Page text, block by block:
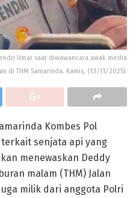
Umar saat diwawancara awak media
di THM Samarinda. Kamis, (13/11/2025).
Kombes Pol
senjata api yang
menewaskan Deddy
malam (THM) Jalan
milik dari anggota Polri